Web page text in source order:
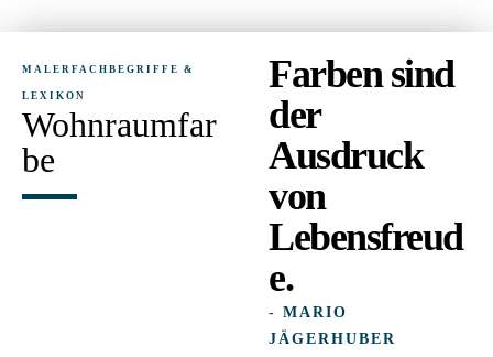
MALERFACHBEGRIFFE &
LEXIKON
Wohnraumfar
be
Farben sind
der
Ausdruck
von
Lebensfreud
e.
- MARIO
JÄGERHUBER